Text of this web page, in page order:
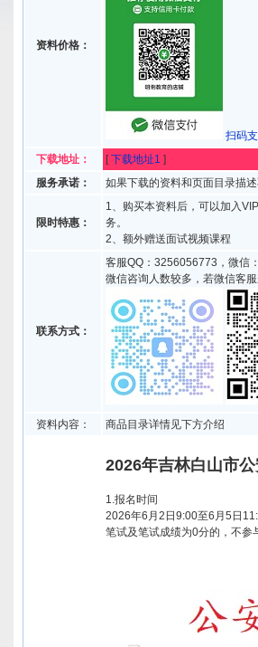
资料价格：
扫码
下载地址：
[下载地址1 ]
服务承诺：
如果下载的资料和页面目录描
限时特惠：
1、购买本资料后，可以加入
务。
2、额外赠送面试视频课程
联系方式：
客服QQ：3256056773，微信
微信咨询人数较多，若微信客
资料内容： 商品目录详情见下方介绍
2026年吉林白山市
1.报名时间
2026年6月2日9:00至6月5日
笔试及笔试成绩为0分的，不参